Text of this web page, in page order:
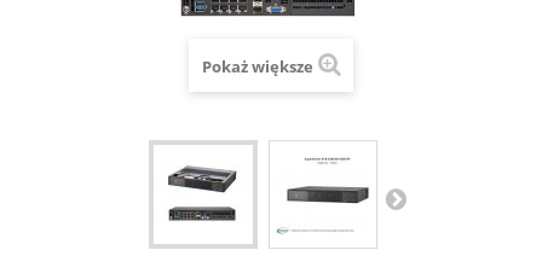
Pokaż większe